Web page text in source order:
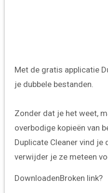
Met de gratis applicatie Duplicate Cleaner verwijder
je dubbele bestanden.
Zonder dat je het weet,
overbodige kopieën van
Duplicate Cleaner vind je
verwijder je ze meteen
DownloadenBroken link?